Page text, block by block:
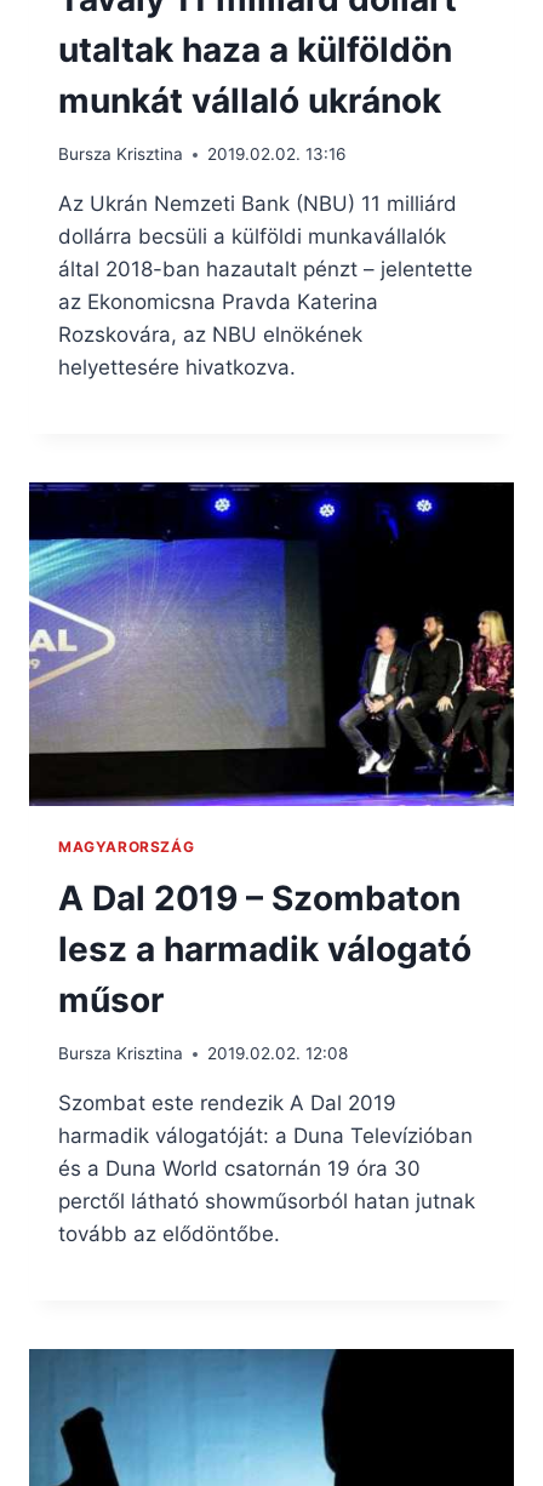
utaltak haza a külföldön
munkát vállaló ukránok
Bursza Krisztina 2019.02.02. 13:16
Az Ukrán Nemzeti Bank (NBU) 11 milliárd
dollárra becsüli a külföldi munkavállalók
által 2018-ban hazautalt pénzt – jelentette
az Ekonomicsna Pravda Katerina
Rozskovára, az NBU elnökének
helyettesére hivatkozva.
MAGYARORSZÁG
A Dal 2019 – Szombaton
lesz a harmadik válogató
műsor
Bursza Krisztina 2019.02.02. 12:08
Szombat este rendezik A Dal 2019
harmadik válogatóját: a Duna Televízióban
és a Duna World csatornán 19 óra 30
perctől látható showműsorból hatan jutnak
tovább az elődöntőbe.